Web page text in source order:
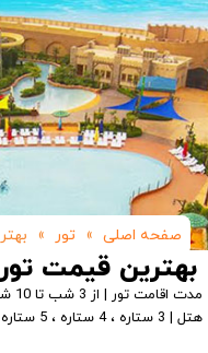
صفحه اصلی » تور »
بهترین قیمت
مدت اقامت تور | از 3 شب تا 10 شب
هتل | 3 ستاره ، 4 ستاره ، 5 ستاره